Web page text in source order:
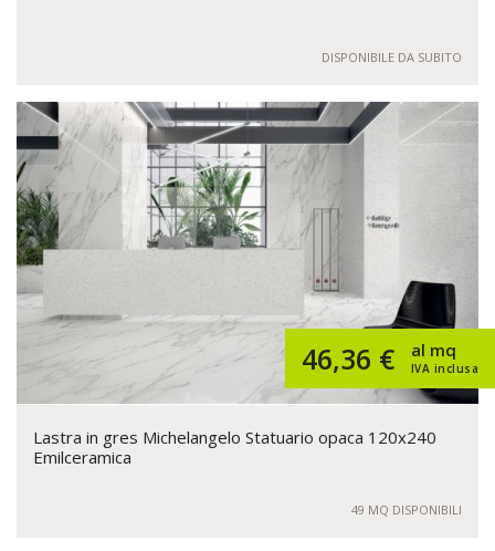
DISPONIBILE DA SUBITO
46,36 € IVA inclusa
al mq
Lastra in gres Michelangelo Statuario opaca 120x240
Emilceramica
49 MQ DISPONIBILI